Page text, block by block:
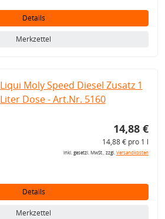
Details
Merkzettel
Liqui Moly Speed Diesel Zusatz 1
Liter Dose - Art.Nr. 5160
14,88 €
14,88 € pro 1 l
inkl. gesetzl. MwSt., zzgl.Versandkosten
Details
Merkzettel